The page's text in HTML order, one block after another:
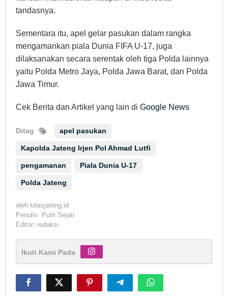
tandasnya.
Sementara itu, apel gelar pasukan dalam rangka
mengamankan piala Dunia FIFA U-17, juga
dilaksanakan secara serentak oleh tiga Polda lainnya
yaitu Polda Metro Jaya, Polda Jawa Barat, dan Polda
Jawa Timur.
Cek Berita dan Artikel yang lain di Google News
Ditag apel pasukan
Kapolda Jateng Irjen Pol Ahmad Lutfi
pengamanan Piala Dunia U-17
Polda Jateng
oleh kilasjateng.id
Penulis: Putri Sejati
Editor: redaksi
Ikuti Kami Pada